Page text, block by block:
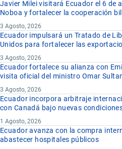
Javier Milei visitará Ecuador el 6 de
Noboa y fortalecer la cooperación
3 Agosto, 2026
Ecuador impulsará un Tratado de
Unidos para fortalecer las
3 Agosto, 2026
Ecuador fortalece su alianza con
visita oficial del ministro Omar
3 Agosto, 2026
Ecuador incorpora arbitraje
con Canadá bajo nuevas
1 Agosto, 2026
Ecuador avanza con la compra
abastecer hospitales públicos